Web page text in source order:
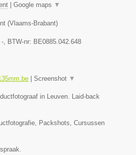
Google maps ▼
(Vlaams-Brabant)
- , BTW-nr: BE0885.042.648
Screenshot ▼
in Leuven. Laid-back
Packshots, Cursussen